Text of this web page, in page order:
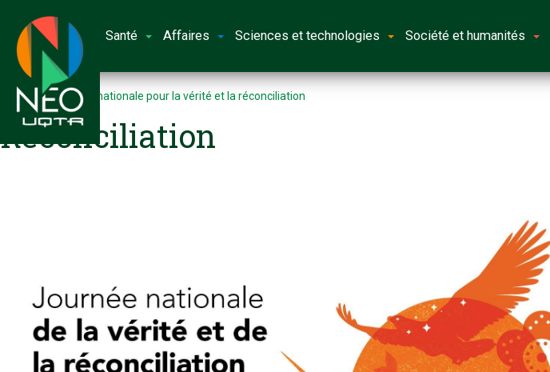
Santé Affaires Sciences et technologies Société et humanités
Accueil Journée nationale pour la vérité et la réconciliation
Reconciliation